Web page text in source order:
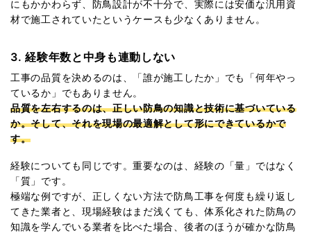
にもかかわらず、防鳥設計が不十分で、実際には安価な汎用資
材で施工されていたというケースも少なくありません。
3. 経験年数と中身も連動しない
工事の品質を決めるのは、「誰が施工したか」でも「何年やっ
ているか」でもありません。
品質を左右するのは、正しい防鳥の知識と技術に基づいている
か。そして、それを現場の最適解として形にできているかで
す。
経験についても同じです。重要なのは、経験の「量」ではなく
「質」です。
極端な例ですが、正しくない方法で防鳥工事を何度も繰り返し
てきた業者と、現場経験はまだ浅くても、体系化された防鳥の
知識を学んでいる業者を比べた場合、後者のほうが確かな防鳥